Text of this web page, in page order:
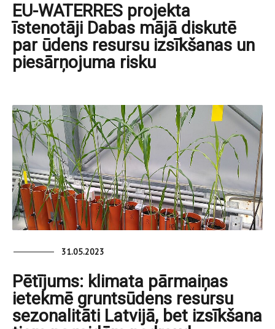
EU-WATERRES projekta
īstenotāji Dabas mājā diskutē
par ūdens resursu izsīkšanas un
piesārņojuma risku
31.05.2023
Pētījums: klimata pārmaiņas
ietekmē gruntsūdens resursu
sezonalitāti Latvijā, bet izsīkšana